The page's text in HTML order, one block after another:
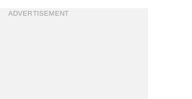
ADVERTISEMENT